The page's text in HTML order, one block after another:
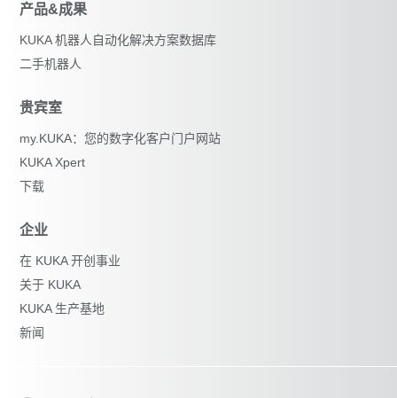
产品&成果
KUKA 机器人自动化解决方案数据库
二手机器人
贵宾室
my.KUKA：您的数字化客户门户网站
KUKA Xpert
下载
企业
在 KUKA 开创事业
关于 KUKA
KUKA 生产基地
新闻